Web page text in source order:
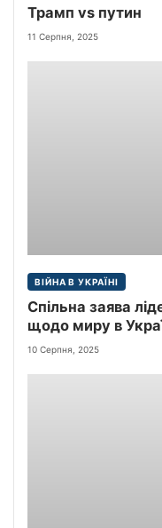
Трамп vs путин
11 Серпня, 2025
ВІЙНА В УКРАЇНІ
Спільна заява
щодо миру в
10 Серпня, 2025